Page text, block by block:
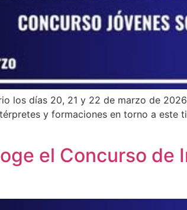
los días 20, 21 y 22 de marzo de
y formaciones en torno a
el Concurso de